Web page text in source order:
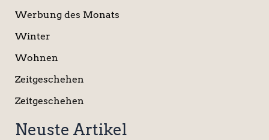
Werbung des Monats
Winter
Wohnen
Zeitgeschehen
Zeitgeschehen
Neuste Artikel